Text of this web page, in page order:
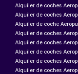
Alquiler de coches
Alquiler de coches
Alquiler de coche
Alquiler de coches
Alquiler de coches
Alquiler de coches
Alquiler de coches
Alquiler de coches